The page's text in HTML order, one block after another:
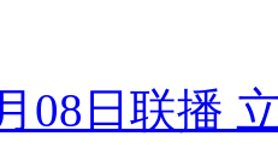
08日联播